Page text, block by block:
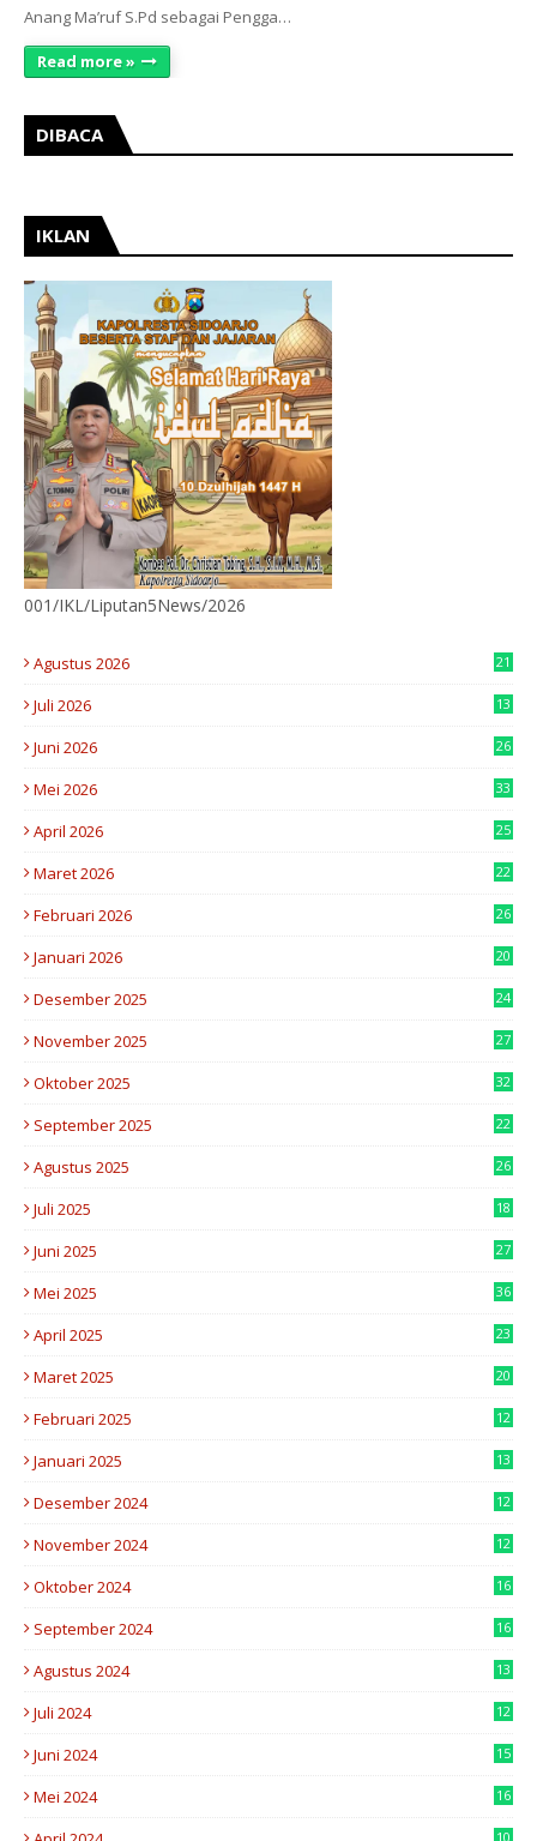
Anang Ma’ruf S.Pd sebagai Pengga…
Read more »
DIBACA
IKLAN
001/IKL/Liputan5News/2026
Agustus 2026 21
Juli 2026
13
Juni 2026
26
Mei 2026
33
April 2026
25
Maret 2026
22
Februari 2026
26
Januari 2026
20
Desember 2025
24
November 2025
27
Oktober 2025
32
September 2025
22
Agustus 2025
26
Juli 2025
18
Juni 2025
27
Mei 2025
36
April 2025
23
Maret 2025
20
Februari 2025
12
Januari 2025
13
Desember 2024
12
November 2024
12
Oktober 2024
16
September 2024
16
Agustus 2024
13
Juli 2024
12
Juni 2024
15
Mei 2024
16
10